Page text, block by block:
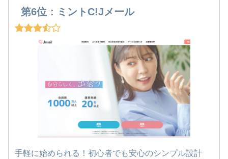
第6位：ミントC!Jメール
手軽に始められる！初心者でも安心のシンプル設計